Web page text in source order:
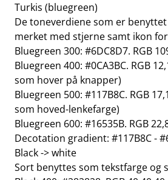
Turkis (bluegreen)
De toneverdiene som er
merket med stjerne samt ikon
Bluegreen 300: #6DC8D7. RGB
Bluegreen 400: #0CA3BC. RGB
som hover på knapper)
Bluegreen 500: #117B8C. RGB
som hoved-lenkefarge)
Bluegreen 600: #16535B. RGB
Decotation gradient: #117B8C -
Black -> white
Sort benyttes som tekstfarge og